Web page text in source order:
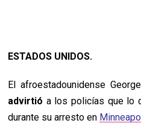
ESTADOS UNIDOS.
El afroestadounidense
advirtió a los policías que lo
durante su arresto en